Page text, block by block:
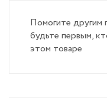
Помогите другим
будьте первым,
этом товаре